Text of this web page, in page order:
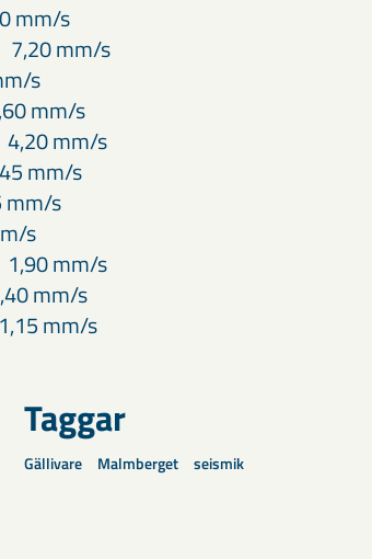
mm/s
7,20 mm/s
s
mm/s
4,20 mm/s
mm/s
mm/s
s
mm/s
mm/s
mm/s
Taggar
Gällivare Malmberget seismik